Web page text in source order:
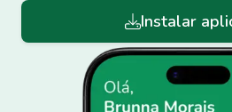
Instalar